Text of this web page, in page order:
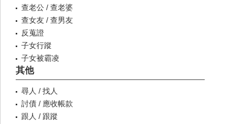
查老公 / 查老婆
查女友 / 查男友
反蒐證
子女行蹤
子女被霸凌
其他
尋人 / 找人
討債 / 應收帳款
跟人 / 跟蹤